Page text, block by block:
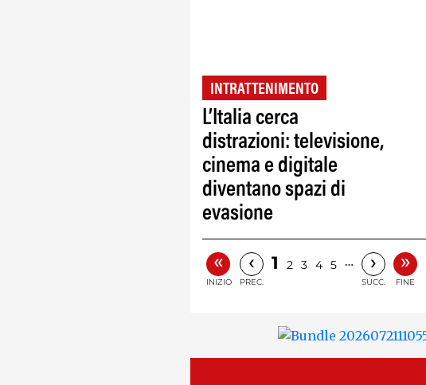
INTRATTENIMENTO
L’Italia cerca
distrazioni: televisione,
cinema e digitale
diventano spazi di
evasione
«
INIZIO
‹
PREC.
1 2 3 4 5 … ›
SUCC.
»
FINE